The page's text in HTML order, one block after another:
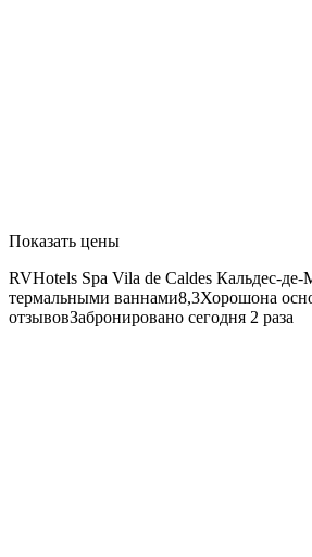
Показать цены
RVHotels Spa Vila de Caldes Кальдес-
термальными ваннами8,3Хорошона
отзывовЗабронировано сегодня 2 раза